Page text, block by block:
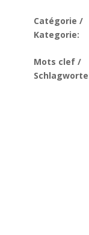
Catégorie /
Kategorie:
Mots clef /